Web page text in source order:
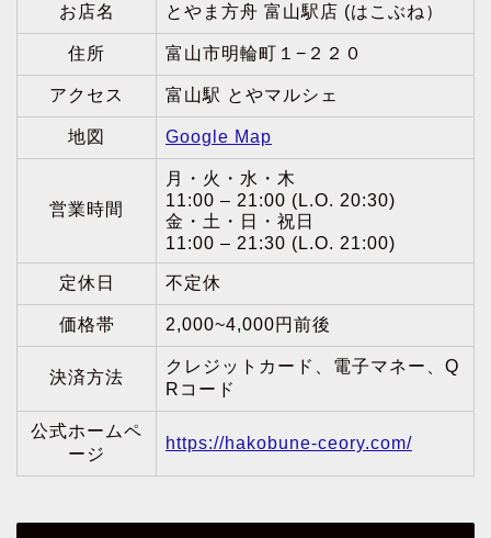
お店名
とやま方舟 富山駅店 (はこぶね）
住所 富山市明輪町１−２２０
アクセス 富山駅 とやマルシェ
地図 Google Map
営業時間
月・火・水・木
11:00 – 21:00 (L.O. 20:30)
金・土・日・祝日
11:00 – 21:30 (L.O. 21:00)
定休日 不定休
価格帯 2,000~4,000円前後
決済方法
クレジットカード、電子マネー、Q
Rコード
公式ホームペ
ージ
https://hakobune-ceory.com/